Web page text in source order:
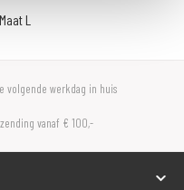
L
volgende werkdag in huis
vanaf € 100,-